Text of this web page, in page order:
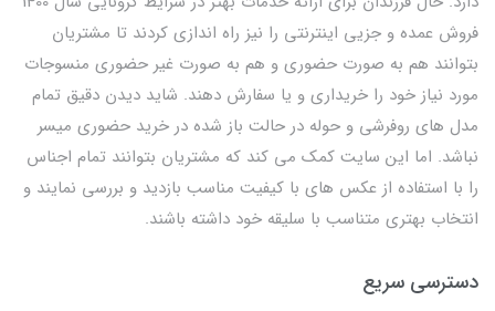
فروش عمده و جزیی اینترنتی را نیز راه اندازی کردند تا مشتریان
بتوانند هم به صورت حضوری و هم به صورت غیر حضوری منسوجات
مورد نیاز خود را خریداری و یا سفارش دهند. شاید دیدن دقیق تمام
مدل های روفرشی و حوله در حالت باز شده در خرید حضوری میسر
نباشد. اما این سایت کمک می کند که مشتریان بتوانند تمام اجناس
را با استفاده از عکس های با کیفیت مناسب بازدید و بررسی نمایند و
انتخاب بهتری متناسب با سلیقه خود داشته باشند.
دسترسی سریع